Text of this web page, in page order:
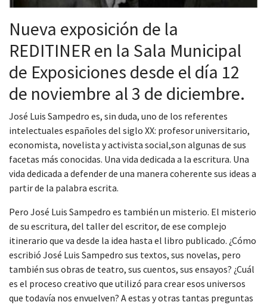
Nueva exposición de la
REDITINER en la Sala Municipal
de Exposiciones desde el día 12
de noviembre al 3 de diciembre.
José Luis Sampedro es, sin duda, uno de los referentes
intelectuales españoles del siglo XX: profesor universitario,
economista, novelista y activista social,son algunas de sus
facetas más conocidas. Una vida dedicada a la escritura. Una
vida dedicada a defender de una manera coherente sus ideas a
partir de la palabra escrita.
Pero José Luis Sampedro es también un misterio. El misterio
de su escritura, del taller del escritor, de ese complejo
itinerario que va desde la idea hasta el libro publicado. ¿Cómo
escribió José Luis Sampedro sus textos, sus novelas, pero
también sus obras de teatro, sus cuentos, sus ensayos? ¿Cuál
es el proceso creativo que utilizó para crear esos universos
que todavía nos envuelven? A estas y otras tantas preguntas